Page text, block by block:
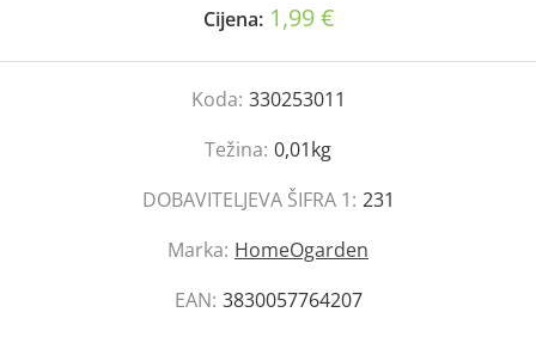
Cijena: 1,99 €
Koda: 330253011
Težina: 0,01kg
DOBAVITELJEVA ŠIFRA 1: 231
Marka: HomeOgarden
EAN: 3830057764207